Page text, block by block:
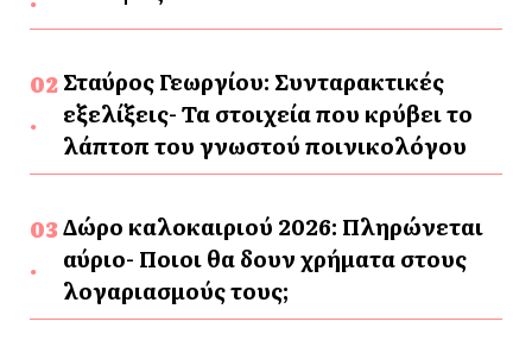
Σταύρος Γεωργίου: Συνταρακτικές
εξελίξεις- Τα στοιχεία που κρύβει το
λάπτοπ του γνωστού ποινικολόγου
Δώρο καλοκαιριού 2026: Πληρώνεται
αύριο- Ποιοι θα δουν χρήματα στους
λογαριασμούς τους;